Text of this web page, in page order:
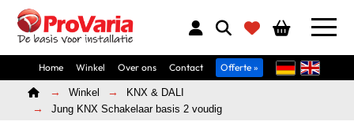
Home Winkel Over ons Contact Offerte »
Home Winkel
KNX & DALI
Jung KNX Schakelaar basis 2 voudig